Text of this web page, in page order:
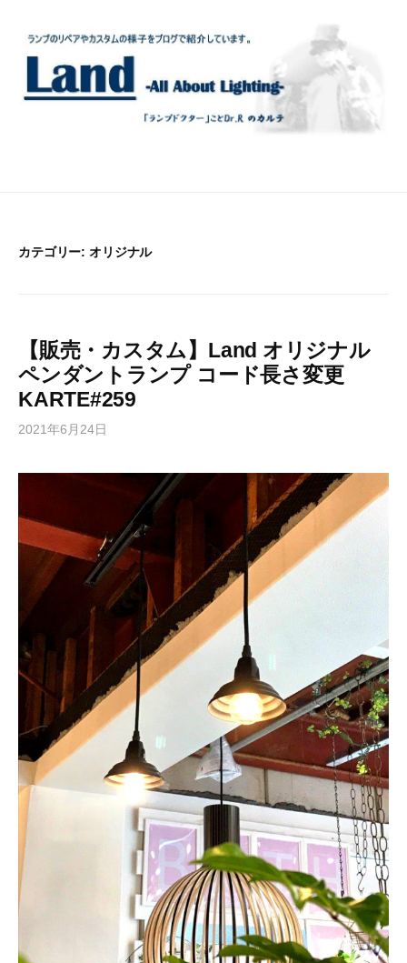
カテゴリー:オリジナル
【販売・カスタム】Land オリジナル
ペンダントランプ コード長さ変更
KARTE#259
2021年6月24日